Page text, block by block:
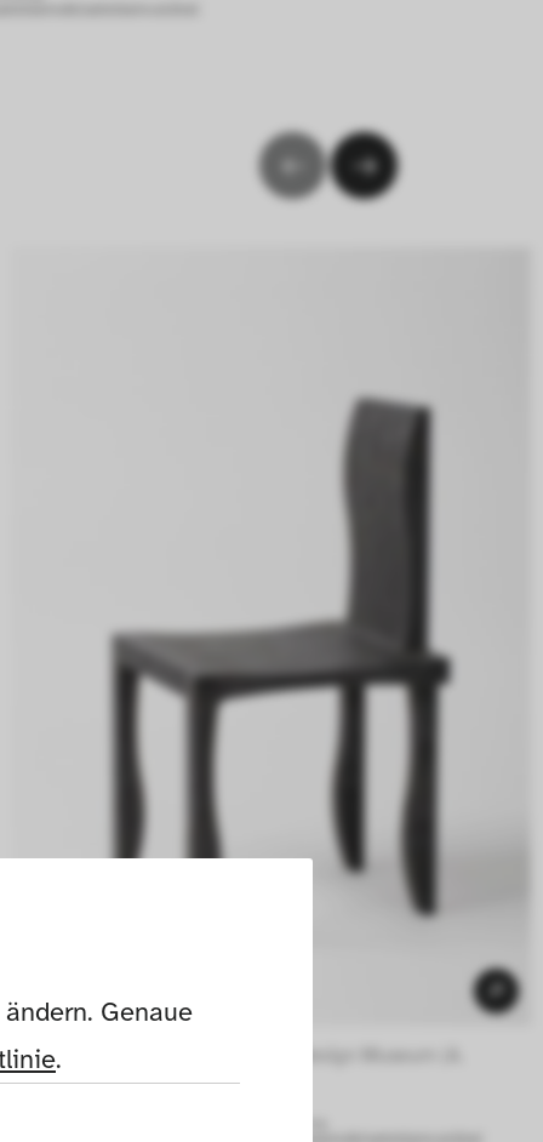
Genaue
.
Foto: Die Neue Sammlung – The Design Museum (A.
Laurenzo)